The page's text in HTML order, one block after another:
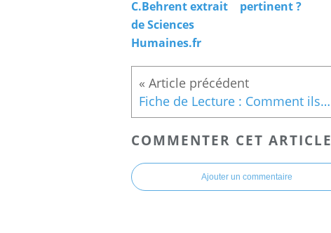
C.Behrent extrait
de Sciences
Humaines.fr
pertinent ?
Fiche de Lecture : Comment ils nous ont volé le football
COMMENTER CET ARTICLE
Ajouter un commentaire